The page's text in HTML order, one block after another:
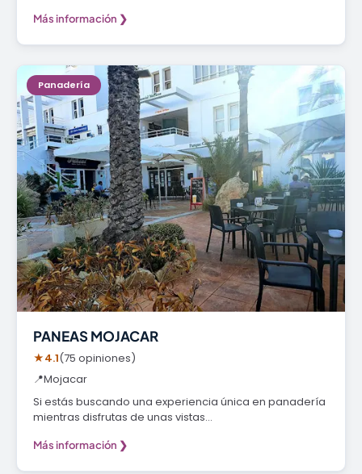
Más información ❯
Panadería
PANEAS MOJACAR
★4.1(75 opiniones)
📍Mojacar
Si estás buscando una experiencia única en panadería
mientras disfrutas de unas vistas…
Más información ❯